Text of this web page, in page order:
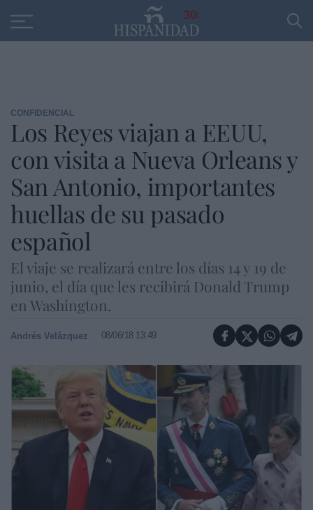
30
CONFIDENCIAL
Los Reyes viajan a EEUU,
con visita a Nueva Orleans y
San Antonio, importantes
huellas de su pasado
español
El viaje se realizará entre los días 14 y 19 de
junio, el día que les recibirá Donald Trump
en Washington.
Andrés Velázquez 08/06/18 13:49